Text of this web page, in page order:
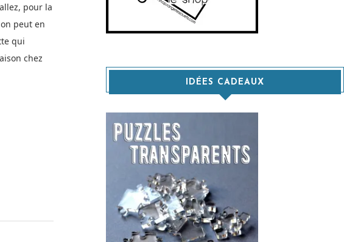
pour la
peut en
qui
chez
IDÉES CADEAUX